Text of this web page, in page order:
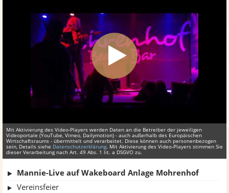
Mit Aktivierung des Video-Players werden Daten an die Betreiber der jeweiligen
Videoportale (YouTube, Vimeo, Dailymotion) - auch außerhalb des Europäischen
Wirtschaftsraums - übermittelt und verarbeitet. Diese können auch personenbezogen
sein, Details siehe Datenschutzerklärung. Mit Aktivierung des Video-Players stimmen Sie
dieser Verarbeitung nach Art. 49 Abs. 1 lit. a DSGVO zu.
Mannie-Live auf Wakeboard Anlage Mohrenhof
Vereinsfeier